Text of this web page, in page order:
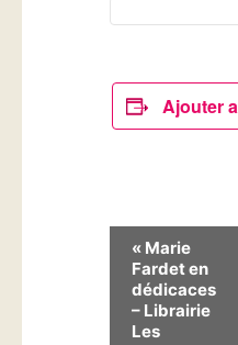
Ajouter
N
« Marie
Fardet en
dédicaces
– Librairie
Les